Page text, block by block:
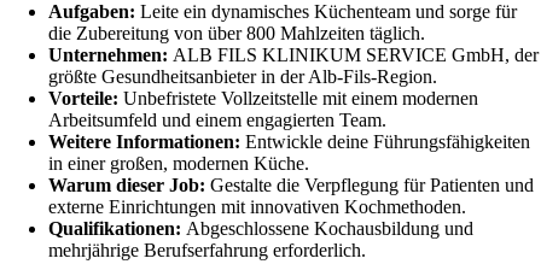
Aufgaben: Leite ein dynamisches Küchenteam und sorge für
die Zubereitung von über 800 Mahlzeiten täglich.
Unternehmen: ALB FILS KLINIKUM SERVICE GmbH, der
größte Gesundheitsanbieter in der Alb-Fils-Region.
Vorteile: Unbefristete Vollzeitstelle mit einem modernen
Arbeitsumfeld und einem engagierten Team.
Weitere Informationen: Entwickle deine Führungsfähigkeiten
in einer großen, modernen Küche.
Warum dieser Job: Gestalte die Verpflegung für Patienten und
externe Einrichtungen mit innovativen Kochmethoden.
Qualifikationen: Abgeschlossene Kochausbildung und
mehrjährige Berufserfahrung erforderlich.